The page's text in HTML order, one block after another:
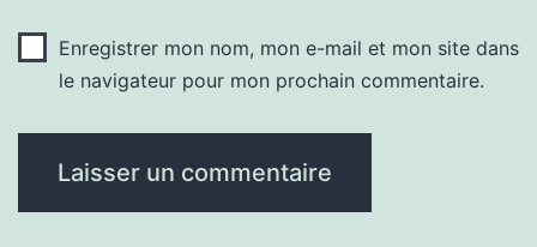
Enregistrer mon nom, mon e-mail et mon site dans
le navigateur pour mon prochain commentaire.